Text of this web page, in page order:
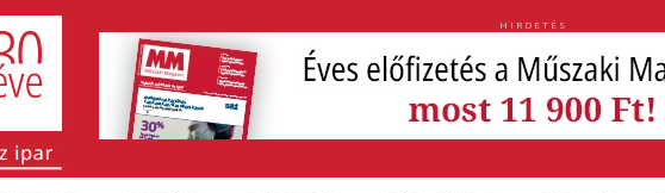
HIRDETÉS